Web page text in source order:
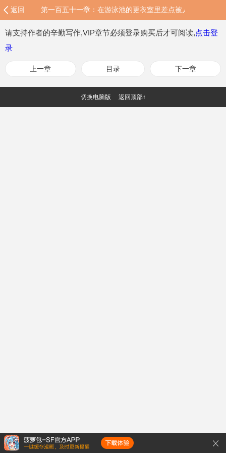
返回 第一百五十一章：在游泳池的更衣室里差点被人发现！
请支持作者的辛勤写作,VIP章节必须登录购买后才可阅读,点击登
录
上一章 目录 下一章
切换电脑版 返回顶部↑